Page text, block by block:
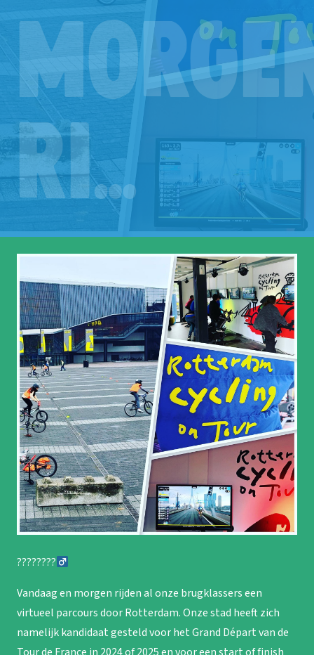
ri…
????????‍
Vandaag en morgen rijden al onze brugklassers een
virtueel parcours door Rotterdam. Onze stad heeft zich
namelijk kandidaat gesteld voor het Grand Départ van de